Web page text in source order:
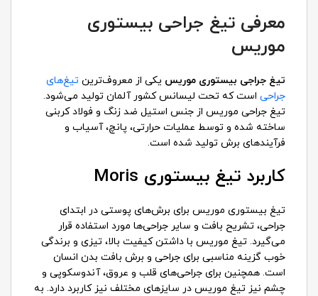
معرفی تیغ جراحی بیستوری
موریس
تیغ جراجی بیستوری موریس یکی از معروف‌ترین تیغ‌های
جراحی است که تحت لیسانس کشور آلمان تولید می‌شود.
تیغ جراحی موریس از جنس استیل ضد زنگ و فولاد کربنی
ساخته شده و توسط عملیات حرارتی، پانچ، آسیاب و
فرآیندهای برش تولید شده است.
کاربرد تیغ بیستوری Moris
تیغ بیستوری موریس برای برش‌های پوستی در ابتدای
جراحی، تشریح بافت و سایر جراحی‌ها مورد استفاده قرار
می‌گیرد. تیغ موریس با داشتن کیفیت بالا، تیزی و برندگی
خوب گزینه مناسبی برای جراحی و برش بافت بدن انسان
است. همچنین برای جراحی‌های قلب و عروق، آندوسکوپی و
چشم نیز تیغ موریس در سایزهای مختلف نیز کاربرد دارد. به